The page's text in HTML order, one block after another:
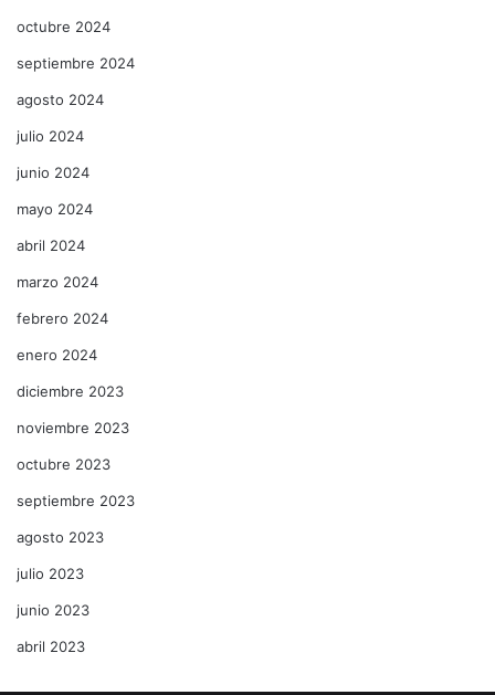
octubre 2024
septiembre 2024
agosto 2024
julio 2024
junio 2024
mayo 2024
abril 2024
marzo 2024
febrero 2024
enero 2024
diciembre 2023
noviembre 2023
octubre 2023
septiembre 2023
agosto 2023
julio 2023
junio 2023
abril 2023